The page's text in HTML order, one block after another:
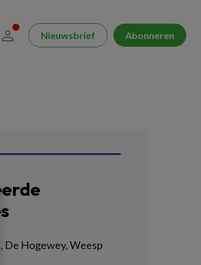
Nieuwsbrief Abonneren
De Hogewey, Weesp